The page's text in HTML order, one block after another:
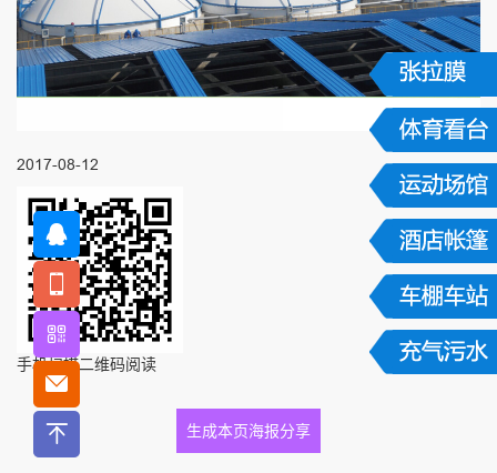
2017-08-12
手机扫描二维码阅读
生成本页海报分享